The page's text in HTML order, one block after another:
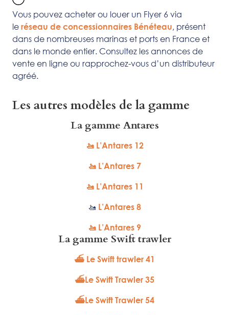
Vous pouvez acheter ou louer un Flyer 6 via
le réseau de concessionnaires Bénéteau, présent
dans de nombreuses marinas et ports en France et
dans le monde entier. Consultez les annonces de
vente en ligne ou rapprochez-vous d’un distributeur
agréé.
Les autres modèles de la gamme
La gamme Antares
🚤 L’Antares 12
🚤 L’Antares 7
🚤 L’Antares 11
🚤 L’Antares 8
🚤 L’Antares 9
La gamme Swift trawler
⛴ Le Swift trawler 41
⛴Le Swift Trawler 35
⛴Le Swift Trawler 54